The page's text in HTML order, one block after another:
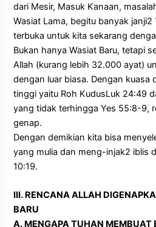
dari Mesir, Masuk Kanaan,
Wasiat Lama, begitu banyak
terbuka untuk kita sekarang
Bukan hanya Wasiat Baru, tetapi
Allah (kurang lebih 32.000 ayat)
dengan luar biasa. Dengan kuasa
tinggi yaitu Roh KudusLuk 24:49
yang tidak terhingga Yes 55:8-9,
genap.
Dengan demikian kita bisa
yang mulia dan meng-injak2 iblis
10:19.
III. RENCANA ALLAH
BARU
A. MENGAPA TUHAN MEMBUAT